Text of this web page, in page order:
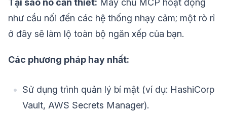
Tại sao nó cần thiết: Máy chủ MCP hoạt động
như cầu nối đến các hệ thống nhạy cảm; một rò rỉ
ở đây sẽ làm lộ toàn bộ ngăn xếp của bạn.
Các phương pháp hay nhất:
Sử dụng trình quản lý bí mật (ví dụ: HashiCorp
Vault, AWS Secrets Manager).